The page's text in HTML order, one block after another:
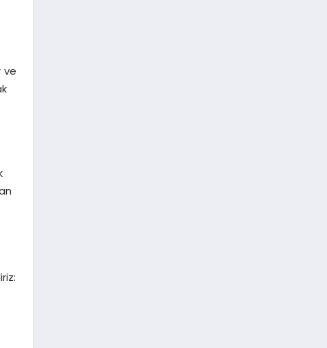
ve